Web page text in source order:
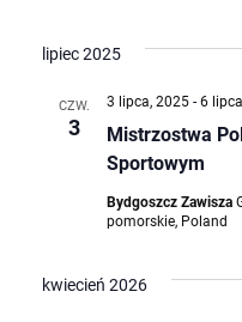
lipiec 2025
CZW.
3
Mistrzostwa
Sportowym
3 lipca, 2025- 6
Bydgoszcz Zawisza
pomorskie, Poland
kwiecień 2026